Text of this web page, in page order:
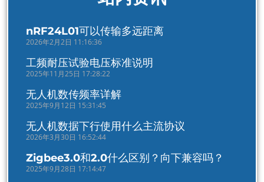
nRF24L01可以传输多远距离
2026年2月2日 11:16:36
工频耐压试验电压标准说明
2025年11月25日 17:28:22
无人机数传频率详解
2025年9月12日 15:31:45
无人机数据下行使用什么主流协议
2026年3月30日 16:52:44
Zigbee3.0和2.0什么区别？向下兼容吗？
2025年9月28日 17:14:47